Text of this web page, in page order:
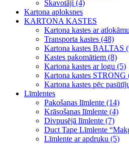
Skavotāji (4)
Kartona aploksnes
KARTONA KASTES
Kartona kastes ar
Transporta kastes (48)
Kartona kastes BALTAS
Kastes pakomātiem (8)
Kartona kastes ar logu (5)
Kartona kastes STRONG
Kartona kastes pēc
Līmlentes
Pakošanas līmlente (14)
Krāsošanas līmlente (4)
Divpusējā līmlente (7)
Duct Tape Līmlente
Līmlente ar apdruku (5)